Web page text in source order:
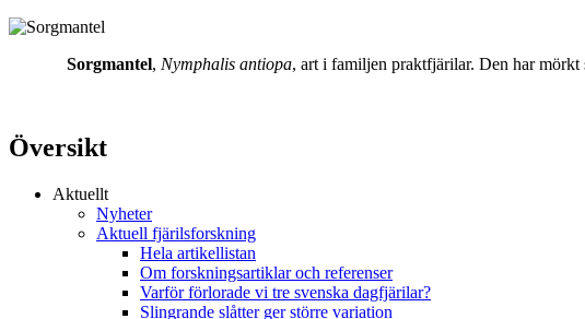
Sorgmantel, Nymphalis antiopa, art i familjen praktfjärilar. Den har mörkt
Översikt
Aktuellt
Nyheter
Aktuell fjärilsforskning
Hela artikellistan
Om forskningsartiklar och referenser
Varför förlorade vi tre svenska dagfjärilar?
Slingrande slåtter ger större variation